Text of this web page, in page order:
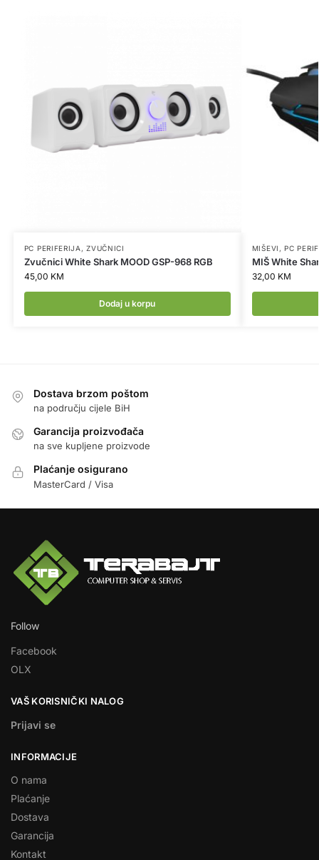
PC PERIFERIJA ,ZVUČNICI
Zvučnici White Shark MOOD GSP-968 RGB
45,00 KM
Dodaj u korpu
MIŠEVI ,PC
MIŠ White
32,00 KM
Dostava brzom poštom
na području cijele BiH
Garancija proizvođača
na sve kupljene proizvode
Plaćanje osigurano
MasterCard / Visa
Follow
Facebook
OLX
VAŠ KORISNIČKI NALOG
Prijavi se
INFORMACIJE
O nama
Plaćanje
Dostava
Garancija
Kontakt